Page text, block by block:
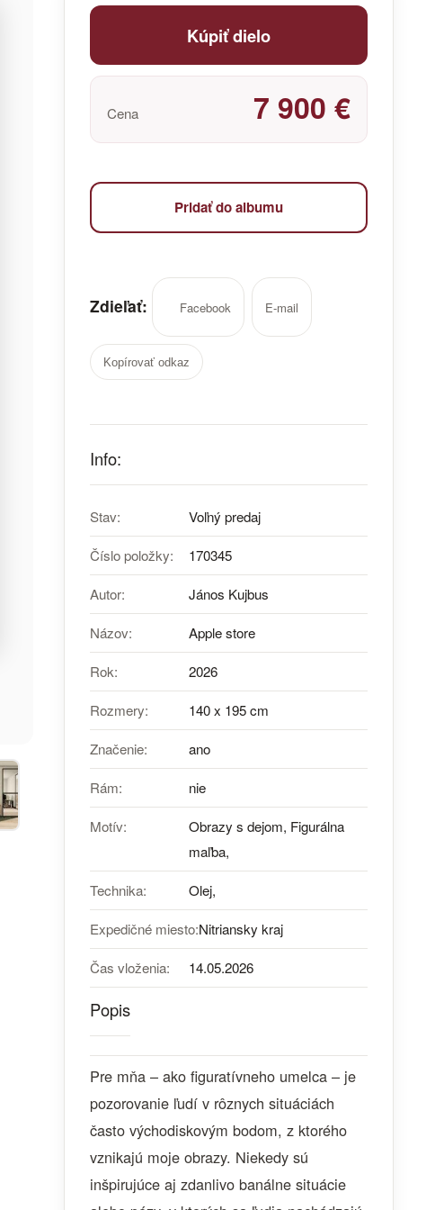
Kúpiť dielo
Cena 7 900 €
Pridať do albumu
Zdieľať: Facebook E-mail
Kopírovať odkaz
Info:
Stav: Voľný predaj
Číslo položky: 170345
Autor: János Kujbus
Názov: Apple store
Rok: 2026
Rozmery: 140 x 195 cm
Značenie: ano
Rám: nie
Motív:
Obrazy s dejom, Figurálna
maľba,
Technika: Olej,
Expedičné miesto:Nitriansky kraj
Čas vloženia: 14.05.2026
Popis
Pre mňa – ako figuratívneho umelca – je
pozorovanie ľudí v rôznych situáciách
často východiskovým bodom, z ktorého
vznikajú moje obrazy. Niekedy sú
inšpirujúce aj zdanlivo banálne situácie